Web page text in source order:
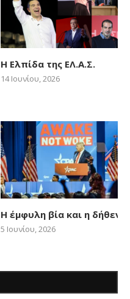
Η Ελπίδα της ΕΛ.Α.Σ.
14 Ιουνίου, 2026
Η έμφυλη βία και η δήθεν
5 Ιουνίου, 2026